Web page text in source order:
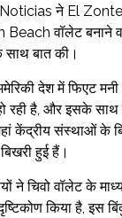
ने El Zonte
Beach वॉलेट बनाने
साथ बात की।
देश में फिएट
रही है, और इसके साथ
केंद्रीय संस्थाओं के
हुई हैं।
ने चिवो वॉलेट के
किया है, इस